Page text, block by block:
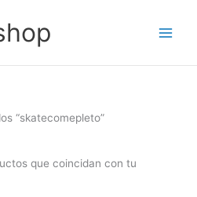
“skatecomepleto”
que coincidan con tu